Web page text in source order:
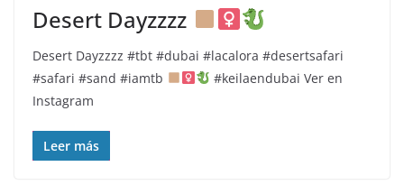
Desert Dayzzzz
Desert Dayzzzz #tbt #dubai #lacalora #desertsafari
#safari #sand #iamtb
#keilaendubai Ver en
Instagram
Leer más